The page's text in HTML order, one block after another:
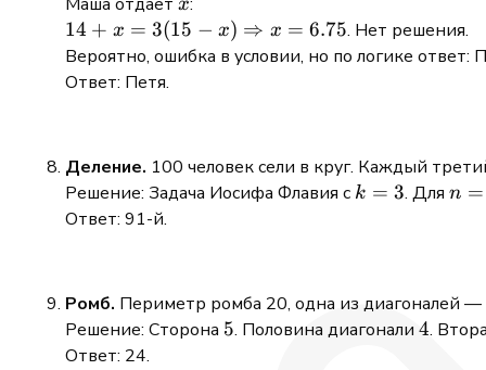
\Rightarrow
x = 6.75
Маша отдаёт x:
14 + x =
3(15 - x)
\Rightarrow
14 + x = 3(15 − x) ⇒ x = 6.75. Нет решения.
Вероятно, ошибка в условии, но по логике ответ:
Ответ: Петя.
Деление. 100 человек сели в круг. Каждый
Решение: Задача Иосифа Флавия с k=3
k = 3. Дляn =
Ответ: 91-й.
Ромб. Периметр ромба 20, одна из диагоналей
Решение: Сторона 5
5. Половина диагонали 4
4.
Ответ: 24.